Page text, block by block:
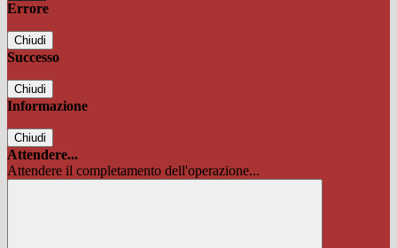
Errore
Chiudi
Successo
Chiudi
Informazione
Chiudi
Attendere...
Attendere il completamento dell'operazione...